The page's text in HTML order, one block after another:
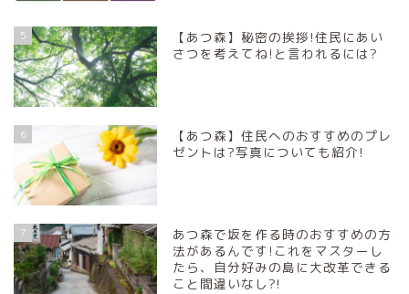
5
【あつ森】秘密の挨拶!住民にあい
さつを考えてね!と言われるには?
6
【あつ森】住民へのおすすめのプレ
ゼントは?写真についても紹介!
7
あつ森で坂を作る時のおすすめの方
法があるんです!これをマスターし
たら、自分好みの島に大改革できる
こと間違いなし?!